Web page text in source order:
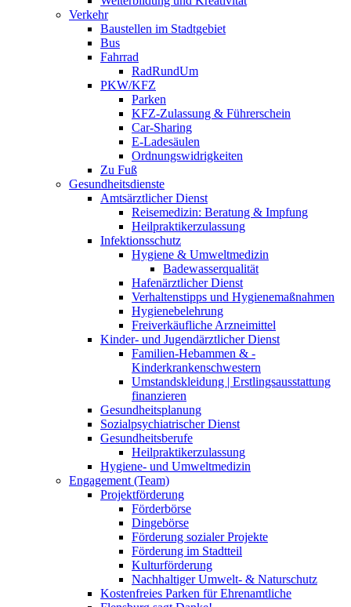
Verkehr
Baustellen im Stadtgebiet
Bus
Fahrrad
RadRundUm
PKW/KFZ
Parken
KFZ-Zulassung & Führerschein
Car-Sharing
E-Ladesäulen
Ordnungswidrigkeiten
Zu Fuß
Gesundheitsdienste
Amtsärztlicher Dienst
Reisemedizin: Beratung & Impfung
Heilpraktikerzulassung
Infektionsschutz
Hygiene & Umweltmedizin
Badewasserqualität
Hafenärztlicher Dienst
Verhaltenstipps und Hygienemaßnahmen
Hygienebelehrung
Freiverkäufliche Arzneimittel
Kinder- und Jugendärztlicher Dienst
Familien-Hebammen & -
Kinderkrankenschwestern
Umstandskleidung | Erstlingsausstattung
finanzieren
Gesundheitsplanung
Sozialpsychiatrischer Dienst
Gesundheitsberufe
Heilpraktikerzulassung
Hygiene- und Umweltmedizin
Engagement (Team)
Projektförderung
Förderbörse
Dingebörse
Förderung sozialer Projekte
Förderung im Stadtteil
Kulturförderung
Nachhaltiger Umwelt- & Naturschutz
Kostenfreies Parken für Ehrenamtliche